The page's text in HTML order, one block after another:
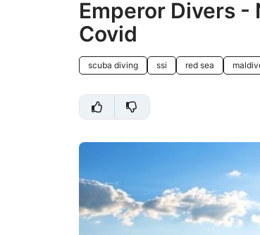
Emperor Divers -
Covid
scuba diving ssi red sea